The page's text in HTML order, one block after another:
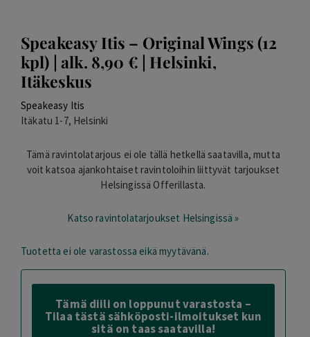
Speakeasy Itis – Original Wings (12
kpl) | alk. 8,90 € | Helsinki,
Itäkeskus
Speakeasy Itis
Itäkatu 1-7, Helsinki
Tämä ravintolatarjous ei ole tällä hetkellä saatavilla, mutta
voit katsoa ajankohtaiset ravintoloihin liittyvät tarjoukset
Helsingissä Offerillasta.
Katso ravintolatarjoukset Helsingissä »
Tuotetta ei ole varastossa eikä myytävänä.
Tämä diili on loppunut varastosta –
Tilaa tästä sähköposti-ilmoitukset kun
sitä on taas saatavilla!